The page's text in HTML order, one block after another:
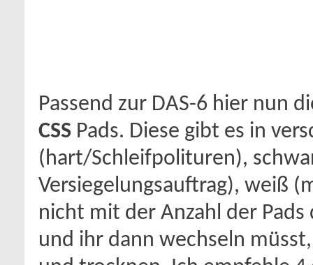
Passend zur DAS-6 hier nun
CSS Pads. Diese gibt es in
(hart/Schleifpolituren),
Versiegelungsauftrag), weiß
nicht mit der Anzahl der
und ihr dann wechseln